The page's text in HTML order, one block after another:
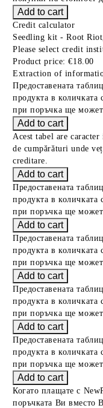
Credit calculator
Seedling kit - Root
Please select credit
Product price: €18.00
Extraction of
Предоставената
продукта в
при поръчка ще
Acest tabel are
de cumpărături unde
creditare.
Предоставената
продукта в
при поръчка ще
Предоставената
продукта в
при поръчка ще
Предоставената
продукта в
при поръчка ще
Предоставената
продукта в
при поръчка ще
Когато плащате с
поръчката Ви вместо